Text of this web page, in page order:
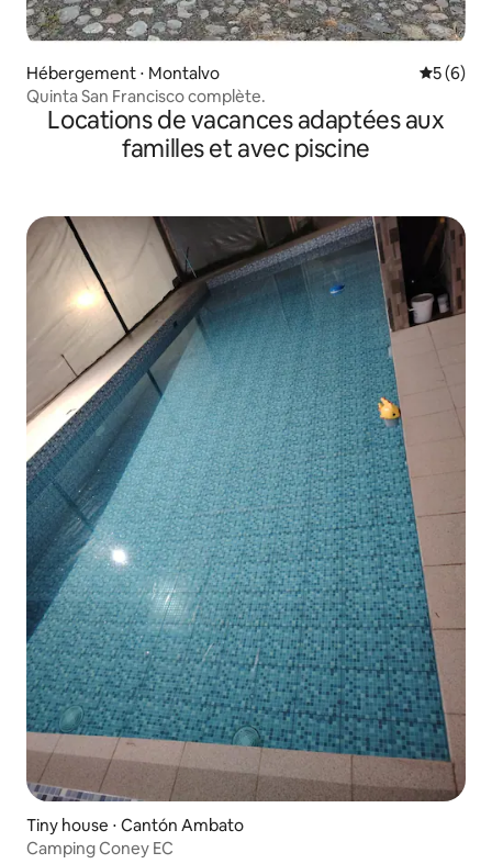
Hébergement ⋅ Montalvo
5 (6)
Quinta San Francisco complète.
Locations de vacances adaptées aux
familles et avec piscine
Tiny house ⋅ Cantón Ambato
Camping Coney EC